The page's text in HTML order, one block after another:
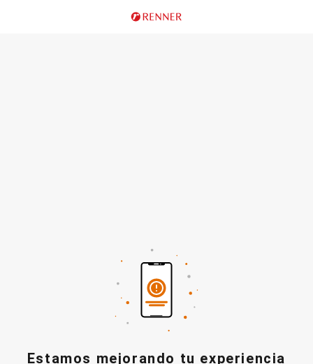
Estamos mejorando tu experiencia